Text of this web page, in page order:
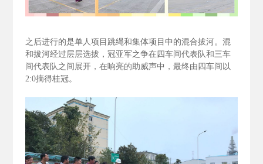
之后进行的是单人项目跳绳和集体项目中的混合拔河。混
和拔河经过层层选拔，冠亚军之争在四车间代表队和三车
间代表队之间展开，在响亮的助威声中，最终由四车间以
2:0摘得桂冠。